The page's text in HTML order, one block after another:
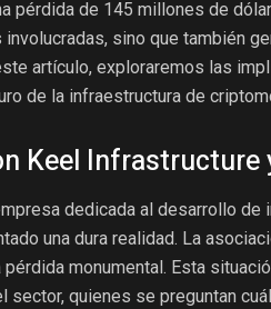
pérdida de 145 millones de
sino que también
artículo, exploraremos las
de la infraestructura de
Keel
dedicada al desarrollo de
una dura realidad. La
monumental. Esta
sector, quienes se preguntan